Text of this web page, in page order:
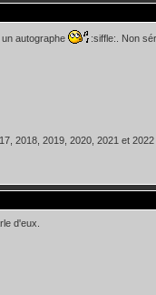
autographe :siffle:. Non
2018, 2019, 2020, 2021 et 2022
d'eux.